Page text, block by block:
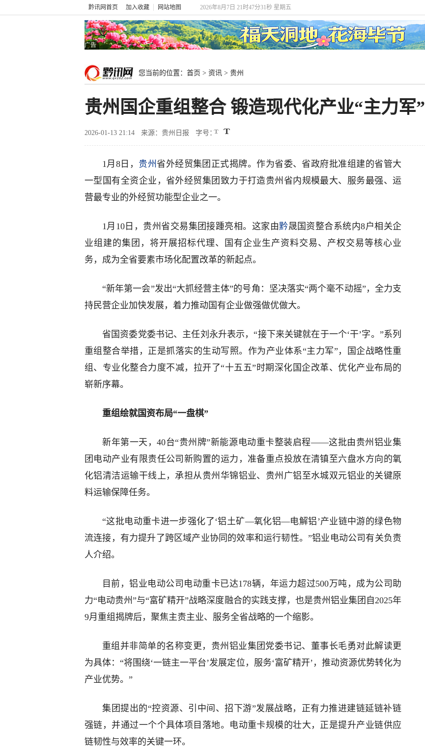
黔讯网首页 加入收藏 网站地图 2026年8月7日 21时47分32秒 星期五
广告
您当前的位置： 首页 > 资讯 > 贵州
贵州国企重组整合 锻造现代化产业“主力军”
2026-01-13 21:14 来源：贵州日报 字号：
1月8日， 贵州省外经贸集团正式揭牌。作为省委、省政府批准组建的省管大
一型国有全资企业，省外经贸集团致力于打造贵州省内规模最大、服务最强、运
营最专业的外经贸功能型企业之一。
1月10日，贵州省交易集团接踵亮相。这家由黔晟国资整合系统内8户相关企
业组建的集团，将开展招标代理、国有企业生产资料交易、产权交易等核心业
务，成为全省要素市场化配置改革的新起点。
“新年第一会”发出“大抓经营主体”的号角：坚决落实“两个毫不动摇”，全力支
持民营企业加快发展，着力推动国有企业做强做优做大。
省国资委党委书记、主任刘永升表示，“接下来关键就在于一个‘干’字。”系列
重组整合举措，正是抓落实的生动写照。作为产业体系“主力军”，国企战略性重
组、专业化整合力度不减，拉开了“十五五”时期深化国企改革、优化产业布局的
崭新序幕。
重组绘就国资布局“一盘棋”
新年第一天，40台“贵州牌”新能源电动重卡整装启程——这批由贵州铝业集
团电动产业有限责任公司新购置的运力，准备重点投放在清镇至六盘水方向的氧
化铝清洁运输干线上，承担从贵州华锦铝业、贵州广铝至水城双元铝业的关键原
料运输保障任务。
“这批电动重卡进一步强化了‘铝土矿—氧化铝—电解铝’产业链中游的绿色物
流连接，有力提升了跨区域产业协同的效率和运行韧性。”铝业电动公司有关负责
人介绍。
目前，铝业电动公司电动重卡已达178辆，年运力超过500万吨，成为公司助
力“电动贵州”与“富矿精开”战略深度融合的实践支撑，也是贵州铝业集团自2025年
9月重组揭牌后，聚焦主责主业、服务全省战略的一个缩影。
重组并非简单的名称变更，贵州铝业集团党委书记、董事长毛勇对此解读更
为具体：“将围绕‘一链主一平台’发展定位，服务‘富矿精开’，推动资源优势转化为
产业优势。”
集团提出的“控资源、引中间、招下游”发展战略，正有力推进建链延链补链
强链，并通过一个个具体项目落地。电动重卡规模的壮大，正是提升产业链供应
链韧性与效率的关键一环。